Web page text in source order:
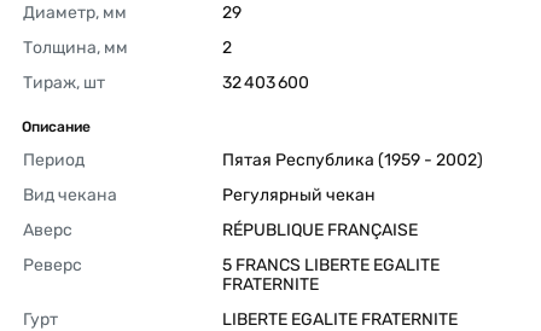
Диаметр, мм
29
Толщина, мм
2
Тираж, шт
32 403 600
Описание
Период
Пятая Республика (1959 - 2002)
Вид чекана
Регулярный чекан
Аверс
RÉPUBLIQUE FRANÇAISE
Реверс
5 FRANCS LIBERTE EGALITE
FRATERNITE
Гурт
LIBERTE EGALITE FRATERNITE